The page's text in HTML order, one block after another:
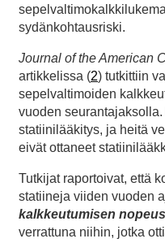
sydänkohtausriski.
Journal of the American
artikkelissa (2) tutkittiin
sepelvaltimoiden
vuoden
statiinilääkitys, ja heitä
eivät ottaneet
Tutkijat raportoivat, että
statiineja viiden vuoden
kalkkeutumisen
verrattuna niihin, jotka